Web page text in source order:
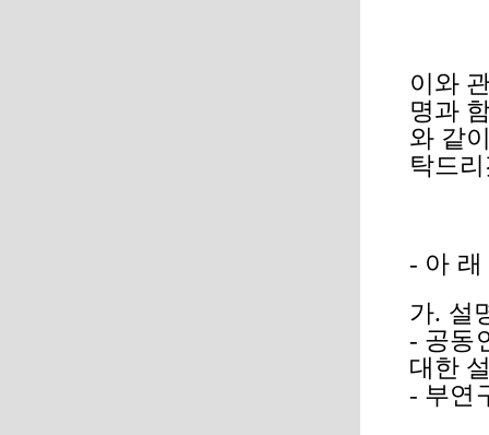
이와
명과
와 같
탁드
- 아 래
가. 설
- 공동
대한
- 부연